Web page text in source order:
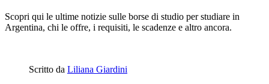
Scopri qui le ultime notizie sulle borse di studio per studiare in
Argentina, chi le offre, i requisiti, le scadenze e altro ancora.
Scritto da Liliana Giardini